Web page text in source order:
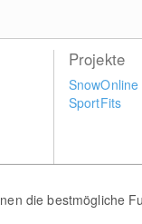
die bestmögliche
Projekte
SnowOnline
SportFits